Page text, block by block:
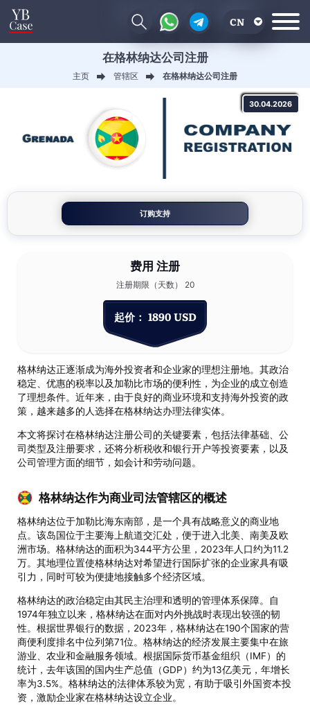
CN
UA
在格林纳达公司注册
主页 管辖区 在格林纳达公司注册
30.04.2026
订购支持
费用 注册
注册期限（天数） 20
起价： 1890 USD
格林纳达正逐渐成为海外投资者和企业家的理想注册地。其政治
稳定、优惠的税率以及加勒比市场的便利性，为企业的成立创造
了理想条件。近年来，由于良好的商业环境和支持海外投资的政
策，越来越多的人选择在格林纳达办理法律实体。
本文将探讨在格林纳达注册公司的关键要素，包括法律基础、公
司类型及注册要求，还将分析税收和银行开户等投资要素，以及
公司管理方面的细节，如会计和劳动问题。
格林纳达作为商业司法管辖区的概述
格林纳达位于加勒比海东南部，是一个具有战略意义的商业地
点。该岛国位于主要海上航道交汇处，便于进入北美、南美及欧
洲市场。格林纳达的面积为344平方公里，2023年人口约为11.2
万。其地理位置使格林纳达对希望进行国际扩张的企业家具有吸
引力，同时可较为便捷地接触多个经济区域。
格林纳达的政治稳定由其民主治理和透明的管理体系保障。自
1974年独立以来，格林纳达在面对内外挑战时表现出较强的韧
性。根据世界银行的数据，2023年，格林纳达在190个国家的营
商便利度排名中位列第71位。格林纳达的经济发展主要集中在旅
游业、农业和金融服务领域。根据国际货币基金组织（IMF）的
统计，去年该国的国内生产总值（GDP）约为13亿美元，年增长
率为3.5%。格林纳达的法律体系较为宽，有助于吸引外国资本投
资，激励企业家在格林纳达设立企业。